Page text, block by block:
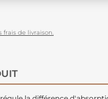
frais de livraison.